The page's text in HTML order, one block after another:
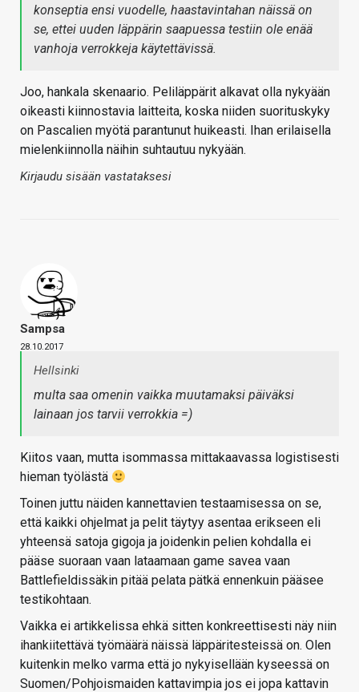
konseptia ensi vuodelle, haastavintahan näissä on
se, ettei uuden läppärin saapuessa testiin ole enää
vanhoja verrokkeja käytettävissä.
Joo, hankala skenaario. Peliläppärit alkavat olla nykyään
oikeasti kiinnostavia laitteita, koska niiden suorituskyky
on Pascalien myötä parantunut huikeasti. Ihan erilaisella
mielenkiinnolla näihin suhtautuu nykyään.
Kirjaudu sisään vastataksesi
Sampsa
28.10.2017
Hellsinki
multa saa omenin vaikka muutamaksi päiväksi
lainaan jos tarvii verrokkia =)
Kiitos vaan, mutta isommassa mittakaavassa logistisesti
hieman työlästä
Toinen juttu näiden kannettavien testaamisessa on se,
että kaikki ohjelmat ja pelit täytyy asentaa erikseen eli
yhteensä satoja gigoja ja joidenkin pelien kohdalla ei
pääse suoraan vaan lataamaan game savea vaan
Battlefieldissäkin pitää pelata pätkä ennenkuin pääsee
testikohtaan.
Vaikka ei artikkelissa ehkä sitten konkreettisesti näy niin
ihankiitettävä työmäärä näissä läppäritesteissä on. Olen
kuitenkin melko varma että jo nykyisellään kyseessä on
Suomen/Pohjoismaiden kattavimpia jos ei jopa kattavin